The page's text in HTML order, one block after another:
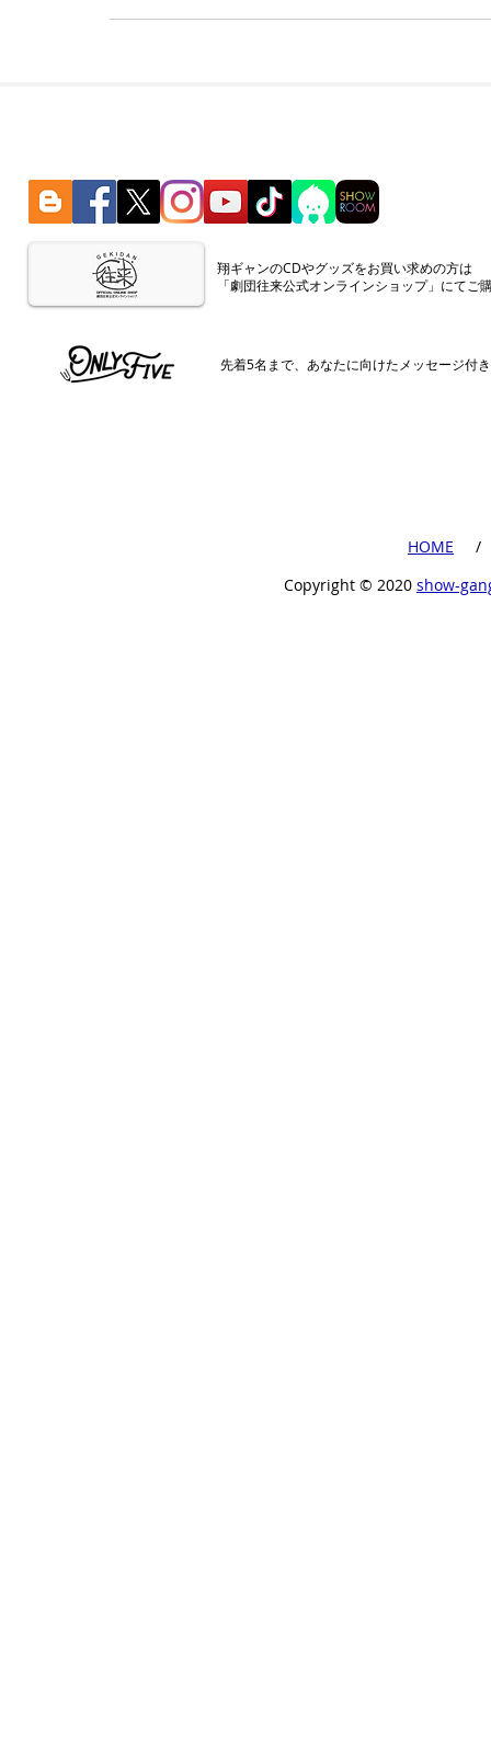
​翔ギャンのCDやグッズをお買い求めの方は
「劇団往来公式オンラインショップ」にてご
先着5名まで、あなたに向けたメッセージ付
​HOME
​ /
Copyright ©︎ 2020 show-